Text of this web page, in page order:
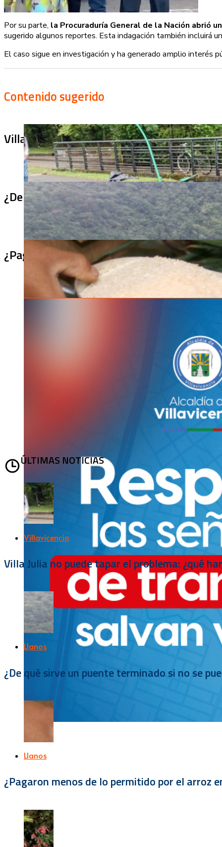
Por su parte, la Procuraduría General de la Nación abrió
sugerido algunos reportes. Esta indagación también incluirá
El caso sigue en investigación y ha generado amplio interés
Contenido sugerido
Villa Julia no puede tapar el problema:
¿De qué sirve un puente terminado si no
¿Pagaron menos de lo permitido por el
ÚLTIMAS NOTICIAS
Villavicencio
Villa Julia no puede tapar el problema: ¿qué
Llanos
¿De qué sirve un puente terminado si no se
Llanos
¿Pagaron menos de lo permitido por el arroz